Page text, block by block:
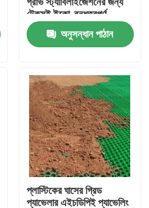
টেকসই ইকো-বন্ধুত্বপূর্ণ
এইচডিপিই গ্রাস গ্রিড প্যাভার
অনুসন্ধান পাঠান
প্লাস্টিকের ঘাসের গ্রিড
প্যাভেলার এইচডিপিই প্যাভেলিং